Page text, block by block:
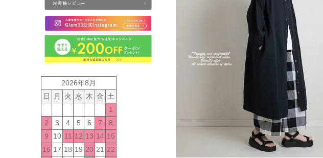
2026年8月
日
月 火 水 木 金 土
1
2
3 4 5 6 7
8
9
10 11 12 13 14 15
16 17 18 19 20 21 22